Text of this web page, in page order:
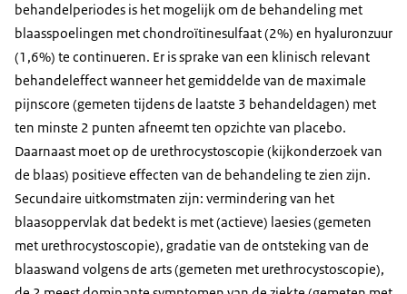
behandelperiodes is het mogelijk om de behandeling met
blaasspoelingen met chondroïtinesulfaat (2%) en hyaluronzuur
(1,6%) te continueren. Er is sprake van een klinisch relevant
behandeleffect wanneer het gemiddelde van de maximale
pijnscore (gemeten tijdens de laatste 3 behandeldagen) met
ten minste 2 punten afneemt ten opzichte van placebo.
Daarnaast moet op de urethrocystoscopie (kijkonderzoek van
de blaas) positieve effecten van de behandeling te zien zijn.
Secundaire uitkomstmaten zijn: vermindering van het
blaasoppervlak dat bedekt is met (actieve) laesies (gemeten
met urethrocystoscopie), gradatie van de ontsteking van de
blaaswand volgens de arts (gemeten met urethrocystoscopie),